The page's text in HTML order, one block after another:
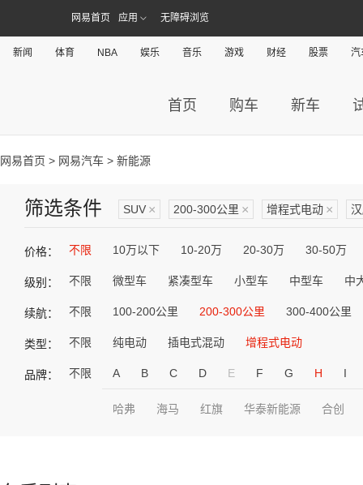
网易首页 应用 无障碍浏览
新闻 体育 NBA 娱乐 音乐 游戏 财经 股票 汽
首页 购车 新车
网易首页 > 网易汽车 > 新能源
筛选条件 SUV × 200-300公里 × 增程式电动 ×
价格： 不限 10万以下 10-20万 20-30万 30-50万
级别： 不限 微型车 紧凑型车 小型车 中型车 中
续航： 不限 100-200公里 200-300公里 300-400公里
类型： 不限 纯电动 插电式混动 增程式电动
品牌： 不限 A B C D E F G H I
哈弗 海马 红旗 华泰新能源 合创